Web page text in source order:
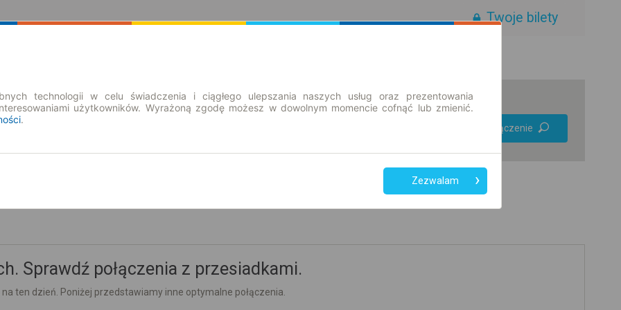
Twoje bilety
Znajdź połączenie
Sprawdź połączenia z przesiadkami.
ten dzień. Poniżej przedstawiamy inne optymalne połączenia.
technologii w celu świadczenia i ciągłego ulepszania naszych usług oraz prezentowania
użytkowników. Wyrażoną zgodę możesz w dowolnym momencie cofnąć lub zmienić.
.
Zezwalam